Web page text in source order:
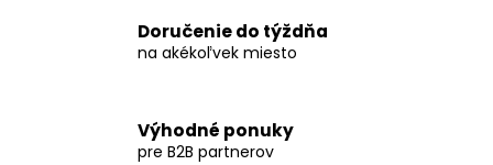
Doručenie do týždňa
na akékoľvek miesto
Výhodné ponuky
pre B2B partnerov